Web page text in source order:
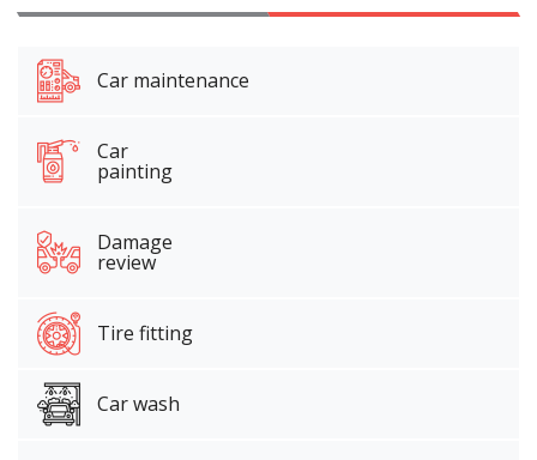
Car maintenance
Car
painting
Damage
review
Tire fitting
Car wash